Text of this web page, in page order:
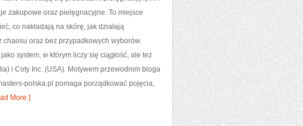
zakupowe oraz pielęgnacyjne. To miejsce
co nakładają na skórę, jak działają
chaosu oraz bez przypadkowych wyborów.
system, w którym liczy się ciągłość, ale też
i Coty Inc. (USA). Motywem przewodnim bloga
polska.pl pomaga porządkować pojęcia,
More ]